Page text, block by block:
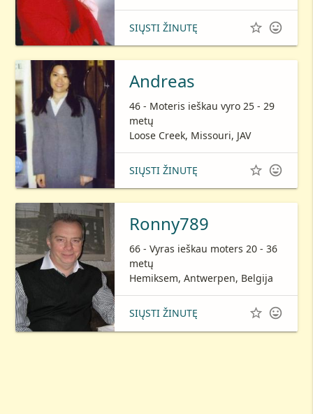
SIŲSTI ŽINUTĘ  
Andreas
46 - Moteris ieškau vyro 25 - 29
metų
Loose Creek, Missouri, JAV
SIŲSTI ŽINUTĘ  
Ronny789
66 - Vyras ieškau moters 20 - 36
metų
Hemiksem, Antwerpen, Belgija
SIŲSTI ŽINUTĘ  